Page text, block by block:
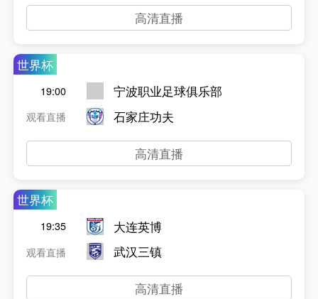
高清直播
世界杯
19:00
观看直播
宁波职业足球俱乐部
石家庄功夫
高清直播
世界杯
19:35
观看直播
大连英博
武汉三镇
高清直播